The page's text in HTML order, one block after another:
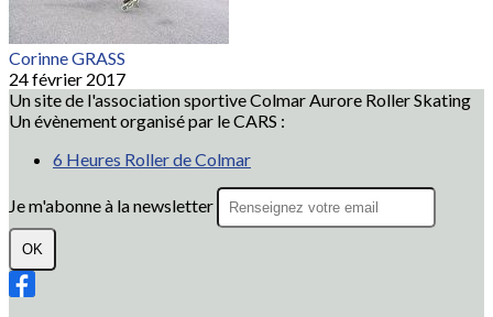
Corinne GRASS
24 février 2017
Un site de l'association sportive Colmar Aurore Roller Skating
Un évènement organisé par le CARS :
6 Heures Roller de Colmar
Je m'abonne à la newsletter
OK